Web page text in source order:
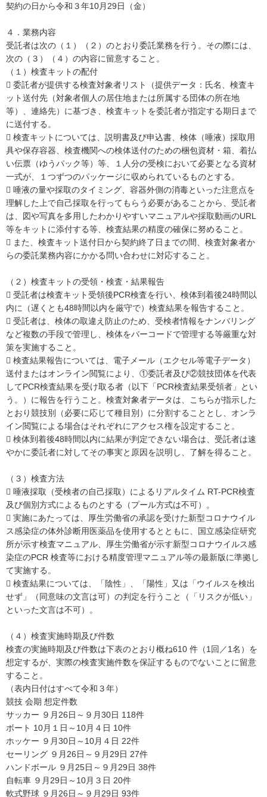
契約の日から令和３年10月29日（金）
４．業務内容
受託者は次の（１）（２）のとおり委託業務を行う。その際には、
次の（３）（４）の内容に留意すること。
（１）検査キットの配付
 委託者が提供する検査対象者リスト（提供データ：氏名、検査キ
ット送付先（対象者個人の居住地または所属する団体の所在地
等）、連絡先）に基づき、検査キットを委託者が指定する期日まで
に送付する。
 検査キットについては、説明書及び申込書、検体（唾液）採取用
具や保存容器、検査機関への検体送付のための梱包資材・箱、着払
い伝票（ゆうパック等）等、１人分の受検において必要となる資材
一式が、１つずつのパッケージに収められているものとする。
 唾液の量や採取のタイミング、容器外側の消毒といった注意点を
理解した上で自己採取を行ってもらう必要があることから、受託者
は、図や写真を多用したわかりやすいマニュアルや採取動画のURL
等をキットに添付する等、検査結果の精度の確保に努めること。
 また、検査キット送付日から契約終了日までの間、検査対象者か
らの委託業務内容にかかる問い合わせに対応すること。
（２）検査キットの受領・検査・結果報告
 受託者は検査キット受領後PCR検査を行い、検体到着後24時間以
内に（遅くとも48時間以内を厳守で）検査結果を報告すること。
 受託者は、検体の取違え防止のため、受検者情報をナンバリング
など複数の手段で管理し、検体をバーコードで管理する等厳重な対
策を実施すること。
 検査結果報告については、電子メール（エクセル等電子データ）
送付またはオンライン閲覧により、①委託者及び②競技団体を代表
してPCR検査結果を受け取る者（以下「PCR検査結果受領者」とい
う。）に報告を行うこと。検査対象者データは、こちらが指示した
とおり競技別（必要に応じて種目別）に分割することとし、オンラ
イン閲覧による場合はそれぞれにアクセス権を設定すること。
 検体到着後48時間以内に結果が判定できない場合は、受託者は速
やかに委託者に対してその事実と原因を説明し、了解を得ること。
（３）検査方法
 唾液採取（受検者の自己採取）によるリアルタイム RT-PCR検査
及び個別方式によるものとする（プール方式は不可）。
 実施にあたっては、厚生労働省の承認を受けた新型コロナウイル
ス感染症の体外診断用医薬品を使用するとともに、国立感染症研究
所が示す検査マニュアル、厚生労働省が示す新型コロナウイルス感
染症のPCR 検査等における精度管理マニュアル等の最新版に準拠し
て実施する。
 検査結果については、「陰性」、「陽性」又は「ウイルスを検出
せず」（同意味の文言は可）の判定を行うこと（「リスクが低い」
といった文言は不可）。
（４）検査実施時期及び件数
検査の実施時期及び件数は下表のとおり概ね610 件（1回／1名）を
想定するが、実際の検査実施件数を保証するものでないことに留意
すること。
（表内日付はすべて令和３年）
競技 会期 想定件数
サッカー ９月26日～９月30日 118件
ボート 10月１日～10月４日 10件
ホッケー ９月30日～10月４日 22件
セーリング ９月26日～９月29日 27件
ハンドボール ９月25日～９月29日 38件
自転車 ９月29日～10月３日 20件
軟式野球 ９月26日～９月29日 93件